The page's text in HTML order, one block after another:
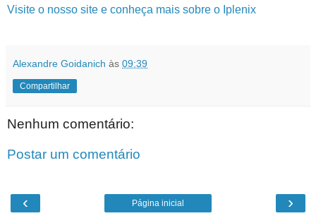
Visite o nosso site e conheça mais sobre o Iplenix
Alexandre Goidanich às 09:39
Compartilhar
Nenhum comentário:
Postar um comentário
‹ ›
Página inicial